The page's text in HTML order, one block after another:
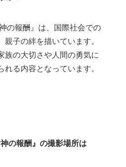
の報酬』は、国際社会での
親子の絆を描いています。
族の大切さや人間の勇気に
れる内容となっています。
神の報酬』の撮影場所は